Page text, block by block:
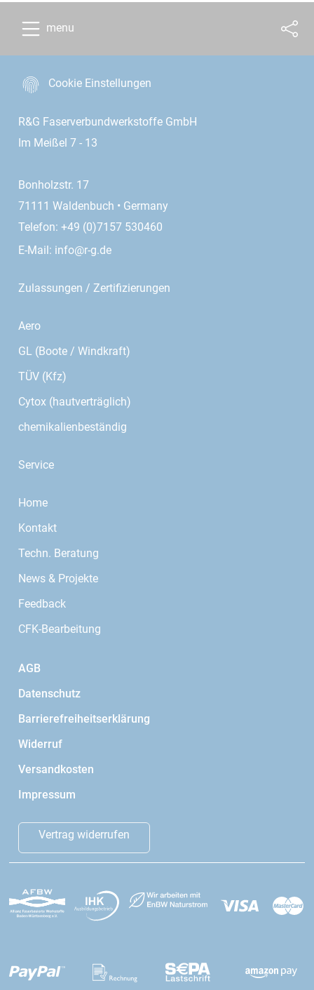
menu
Cookie Einstellungen
R&G Faserverbundwerkstoffe GmbH
Im Meißel 7 - 13
Bonholzstr. 17
71111 Waldenbuch • Germany
Telefon: +49 (0)7157 530460
E-Mail: info@r-g.de
Zulassungen / Zertifizierungen
Aero
GL (Boote / Windkraft)
TÜV (Kfz)
Cytox (hautverträglich)
chemikalienbeständig
Service
Home
Kontakt
Techn. Beratung
News & Projekte
Feedback
CFK-Bearbeitung
AGB
Datenschutz
Barrierefreiheitserklärung
Widerruf
Versandkosten
Impressum
Vertrag widerrufen